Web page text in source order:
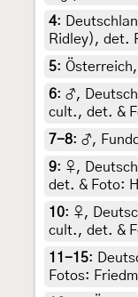
4:
Ridley), det.
5:
6: ♂,
cult., det. &
7-8: ♂,
9: ♀,
det. & Foto:
10: ♀,
cult., det. &
11-15:
Fotos: